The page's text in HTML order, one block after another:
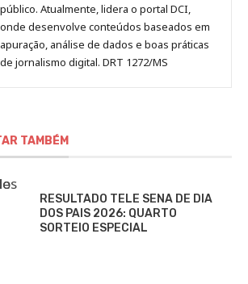
público. Atualmente, lidera o portal DCI,
onde desenvolve conteúdos baseados em
apuração, análise de dados e boas práticas
de jornalismo digital. DRT 1272/MS
TAMBÉM
RESULTADO TELE SENA DE DIA
DOS PAIS 2026: QUARTO
SORTEIO ESPECIAL